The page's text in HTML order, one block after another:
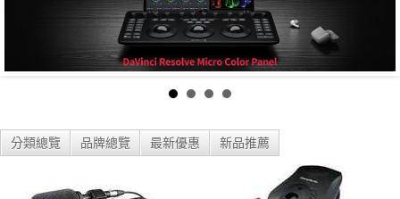
分類總覽 品牌總覽 最新優惠 新品推薦